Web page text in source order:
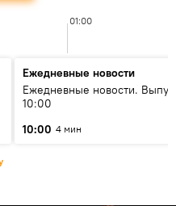
01:00
Ежедневные новости
Ежедневные новости.
10:00
10:00 4 мин